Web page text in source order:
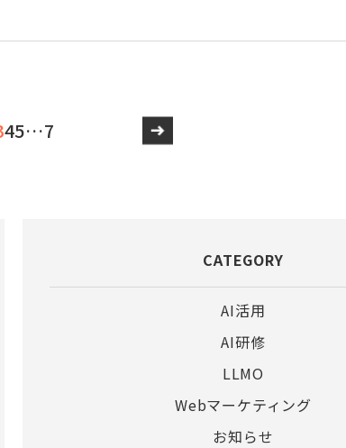
45…7
CATEGORY
AI活用
AI研修
LLMO
Webマーケティング
お知らせ